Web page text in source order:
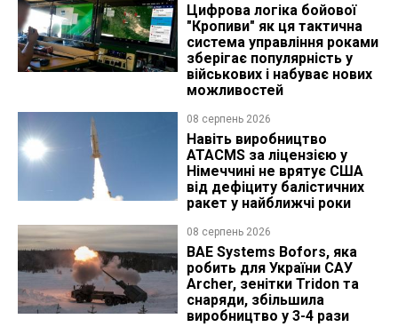
Цифрова логіка бойової
"Кропиви" як ця тактична
система управління роками
зберігає популярність у
військових і набуває нових
можливостей
08 серпень 2026
Навіть виробництво
ATACMS за ліцензією у
Німеччині не врятує США
від дефіциту балістичних
ракет у найближчі роки
08 серпень 2026
BAE Systems Bofors, яка
робить для України САУ
Archer, зенітки Tridon та
снаряди, збільшила
виробництво у 3-4 рази